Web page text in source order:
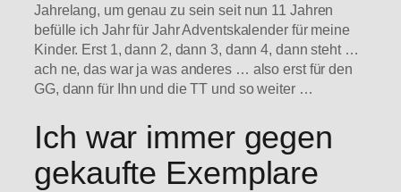
Jahrelang, um genau zu sein seit nun 11 Jahren
befülle ich Jahr für Jahr Adventskalender für meine
Kinder. Erst 1, dann 2, dann 3, dann 4, dann steht …
ach ne, das war ja was anderes … also erst für den
GG, dann für Ihn und die TT und so weiter …
Ich war immer gegen
gekaufte Exemplare